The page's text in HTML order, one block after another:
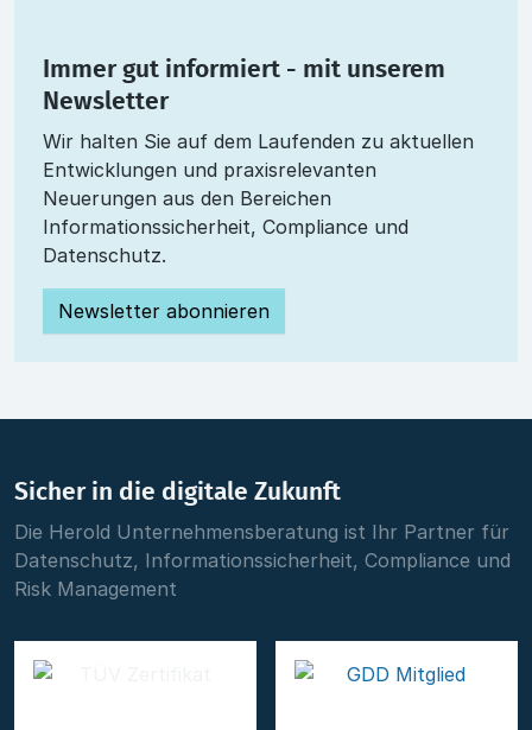
Immer gut informiert - mit unserem
Newsletter
Wir halten Sie auf dem Laufenden zu aktuellen
Entwicklungen und praxisrelevanten
Neuerungen aus den Bereichen
Informationssicherheit, Compliance und
Datenschutz.
Newsletter abonnieren
Sicher in die digitale Zukunft
Die Herold Unternehmensberatung ist Ihr Partner für
Datenschutz, Informationssicherheit, Compliance und
Risk Management